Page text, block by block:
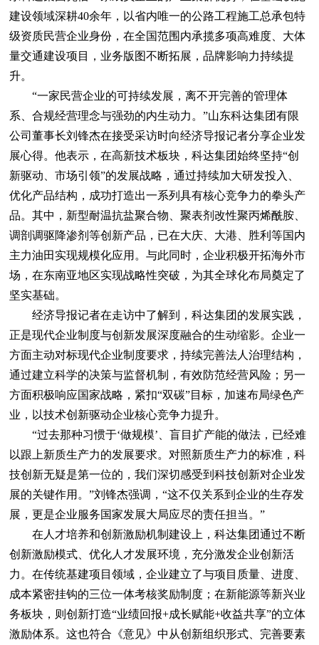
建设领域深耕40余年，以省内唯一的公路工程施工总承包特
级资质民营企业身份，在全国范围内承揽多项高难度、大体
量交通建设项目，业务版图不断拓展，品牌影响力持续提
升。
“一家民营企业的可持续发展，离不开完善的管理体
系、合规经营理念与强劲的内生动力。”山东科达集团有限
公司董事长刘锋杰在接受采访时向经济导报记者分享企业发
展心得。他表示，在高新技术板块，科达集团始终坚持“创
新驱动、市场引领”的发展战略，通过持续加大研发投入、
优化产品结构，成功打造出一系列具有核心竞争力的拳头产
品。其中，新型耐温抗盐聚合物、聚表剂改性聚丙烯酰胺、
调剖调驱降渗剂等创新产品，已在大庆、大港、胜利等国内
主力油田实现规模化应用。与此同时，企业积极开拓海外市
场，在东南亚地区实现战略性突破，为其全球化布局奠定了
坚实基础。
经济导报记者在走访中了解到，科达集团的发展实践，
正是现代企业制度与创新发展深度融合的生动缩影。企业一
方面主动对标现代企业制度要求，持续完善法人治理结构，
通过建立科学的决策与监督机制，有效防范经营风险；另一
方面积极响应国家战略，紧扣“双碳”目标，加速布局绿色产
业，以技术创新驱动企业核心竞争力提升。
“过去那种习惯于‘做规模’、盲目扩产能的做法，已经难
以跟上新质生产力的发展要求。对照新质生产力的标准，科
技创新无疑是第一位的，我们深切感受到科技创新对企业发
展的关键作用。”刘锋杰强调，“这不仅关系到企业的生存发
展，更是企业服务国家发展大局应尽的责任担当。”
在人才培养和创新激励机制建设上，科达集团通过不断
创新激励模式、优化人才发展环境，充分激发企业创新活
力。在传统基建项目领域，企业建立了与项目质量、进度、
成本紧密挂钩的三位一体考核奖励制度；在新能源等新兴业
务板块，则创新打造“业绩回报+成长赋能+收益共享”的立体
激励体系。这也符合《意见》中从创新组织形式、完善要素